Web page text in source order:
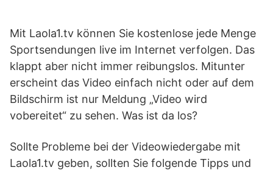
Mit Laola1.tv können Sie kostenlose jede Menge
Sportsendungen live im Internet verfolgen. Das
klappt aber nicht immer reibungslos. Mitunter
erscheint das Video einfach nicht oder auf dem
Bildschirm ist nur Meldung „Video wird
vobereitet“ zu sehen. Was ist da los?
Sollte Probleme bei der Videowiedergabe mit
Laola1.tv geben, sollten Sie folgende Tipps und